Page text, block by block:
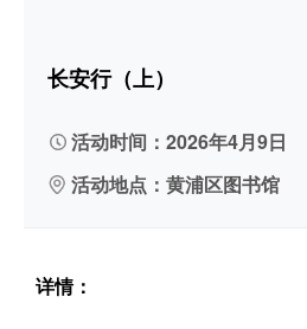
长安行（上）
活动时间：2026年4月9日
活动地点：黄浦区图书馆
详情：